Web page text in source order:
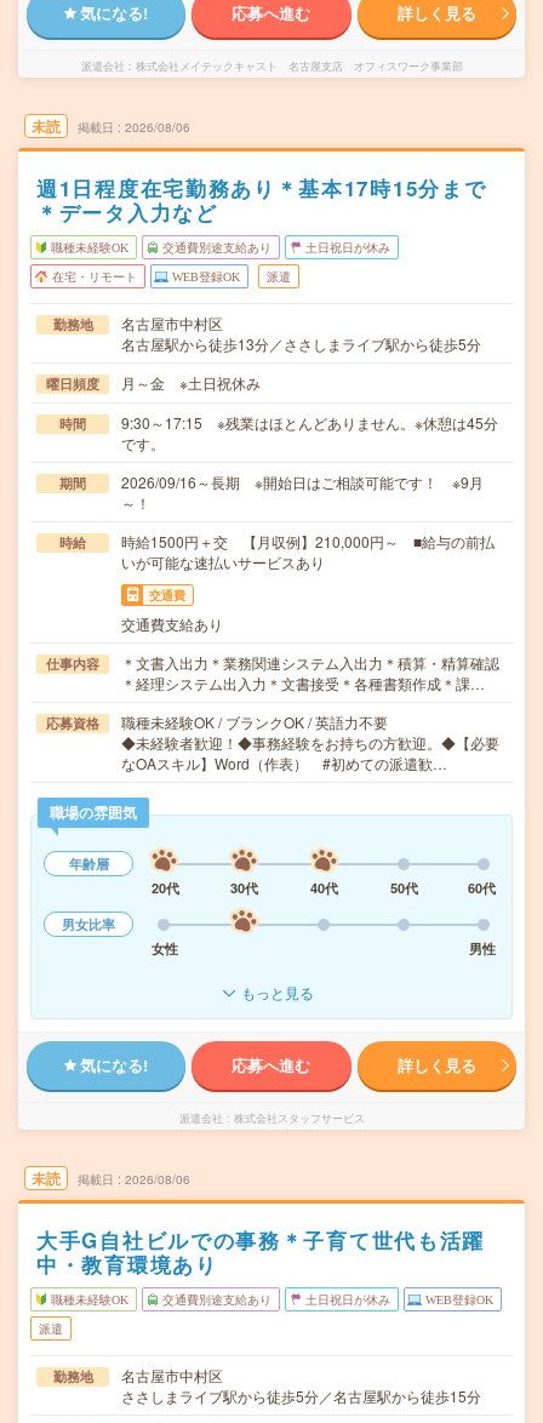
気になる! 応募へ進む 詳しく見る
派遣会社 株式会社メイテックキャスト 名古屋支店 オフィスワーク事業部
未読 掲載日 2026/08/06
週1日程度在宅勤務あり＊基本17時15分まで
＊データ入力など
職種未経験OK 交通費別途支給あり 土日祝日が休み
在宅・リモート WEB登録OK 派遣
勤務地
名古屋市中村区
名古屋駅から徒歩13分／ささしまライブ駅から徒歩5分
曜日頻度 月～金 ※土日祝休み
時間
9:30～17:15 ※残業はほとんどありません。※休憩は45分
です。
期間
2026/09/16～長期 ※開始日はご相談可能です！ ※9月
～！
時給
時給1500円＋交 【月収例】210,000円～ ■給与の前払
いが可能な速払いサービスあり
交通費
交通費支給あり
仕事内容
＊文書入出力＊業務関連システム入出力＊積算・精算確認
＊経理システム出入力＊文書接受＊各種書類作成＊課…
応募資格
職種未経験OK / ブランクOK / 英語力不要
◆未経験者歓迎！◆事務経験をお持ちの方歓迎。◆【必要
なOAスキル】Word（作表） #初めての派遣歓…
職場の雰囲気
年齢層
20代
30代 40代 50代
60代
男女比率
女性
男性
もっと見る
気になる! 応募へ進む 詳しく見る
派遣会社 株式会社スタッフサービス
未読 掲載日 2026/08/06
大手G自社ビルでの事務＊子育て世代も活躍
中・教育環境あり
職種未経験OK 交通費別途支給あり 土日祝日が休み WEB登録OK
派遣
勤務地
名古屋市中村区
ささしまライブ駅から徒歩5分／名古屋駅から徒歩15分